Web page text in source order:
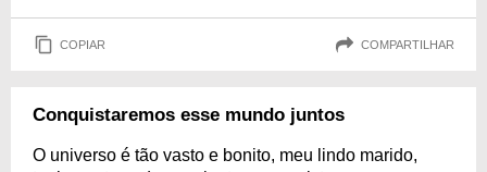
COPIAR COMPARTILHAR
Conquistaremos esse mundo juntos
O universo é tão vasto e bonito, meu lindo marido,